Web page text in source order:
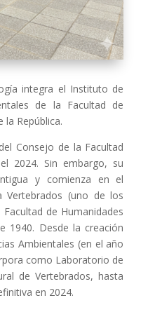
integra el Instituto de
de la Facultad de
la República.
Consejo de la Facultad
2024. Sin embargo, su
y comienza en el
Vertebrados (uno de los
de Humanidades
1940. Desde la creación
Ambientales (en el año
como Laboratorio de
de Vertebrados, hasta
en 2024.